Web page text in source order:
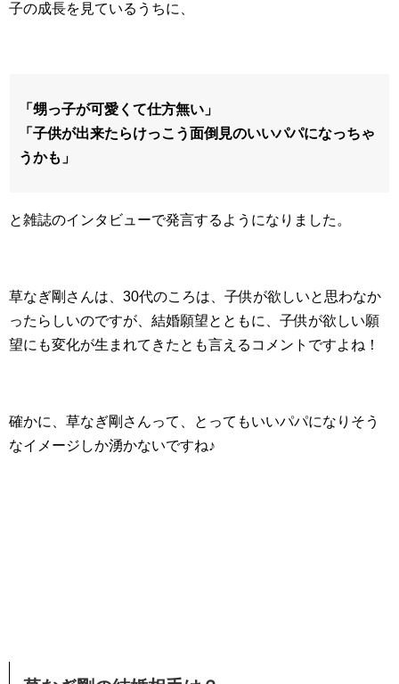
子の成長を見ているうちに、
「甥っ子が可愛くて仕方無い」
「子供が出来たらけっこう面倒見のいいパパになっちゃ
うかも」
と雑誌のインタビューで発言するようになりました。
草なぎ剛さんは、30代のころは、子供が欲しいと思わなか
ったらしいのですが、結婚願望とともに、子供が欲しい願
望にも変化が生まれてきたとも言えるコメントですよね！
確かに、草なぎ剛さんって、とってもいいパパになりそう
なイメージしか湧かないですね♪